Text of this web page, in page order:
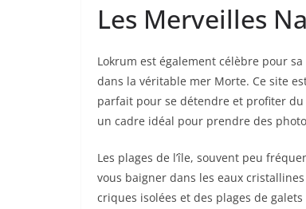
Les Merveilles
Lokrum est également célèbre pour sa
dans la véritable mer Morte. Ce site
parfait pour se détendre et profiter
un cadre idéal pour prendre des
Les plages de l’île, souvent peu
vous baigner dans les eaux
criques isolées et des plages de